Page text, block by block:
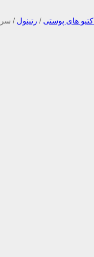
اکتیو های پوستی / رتینول /